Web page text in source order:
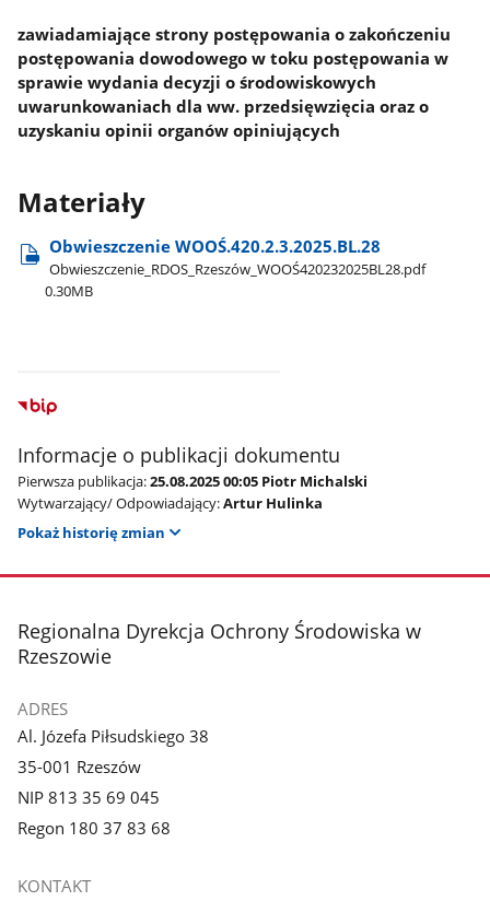
zawiadamiające strony postępowania o zakończeniu
postępowania dowodowego w toku postępowania w
sprawie wydania decyzji o środowiskowych
uwarunkowaniach dla ww. przedsięwzięcia oraz o
uzyskaniu opinii organów opiniujących
Materiały
Obwieszczenie WOOŚ.420.2.3.2025.BL.28
Obwieszczenie​_RDOS​_Rzeszów​_WOOŚ420232025BL28.pdf
0.30MB
Informacje o publikacji dokumentu
Pierwsza publikacja:25.08.2025 00:05 Piotr Michalski
Wytwarzający/ Odpowiadający:Artur Hulinka
Pokaż historię zmian
stopka
Regionalna Dyrekcja Ochrony Środowiska w
Rzeszowie
ADRES
Al. Józefa Piłsudskiego 38
35-001 Rzeszów
NIP 813 35 69 045
Regon 180 37 83 68
KONTAKT